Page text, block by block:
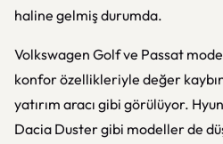
haline gelmiş durumda.
Volkswagen Golf ve Passat
konfor özellikleriyle değer
yatırım aracı gibi görülüyor.
Dacia Duster gibi modeller de